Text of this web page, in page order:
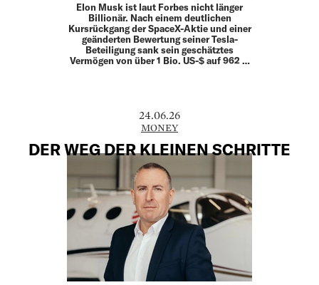
Elon Musk ist laut Forbes nicht länger
Billionär. Nach einem deutlichen
Kursrückgang der SpaceX-Aktie und einer
geänderten Bewertung seiner Tesla-
Beteiligung sank sein geschätztes
Vermögen von über 1 Bio. US-$ auf 962 …
24.06.26
MONEY
DER WEG DER KLEINEN SCHRITTE